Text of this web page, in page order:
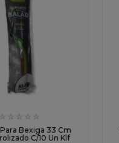
☆ ☆ ☆ ☆ ☆
Bexiga 33 Cm
C/10 Un Klf